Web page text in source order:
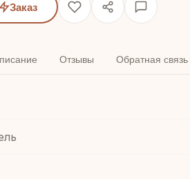
Заказ
Отзывы Обратная связь